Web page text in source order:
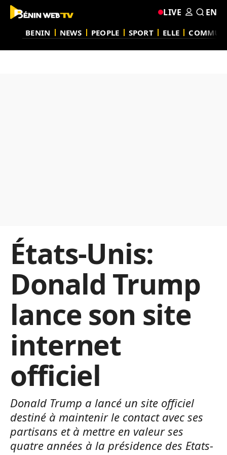
BENIN NEWS PEOPLE SPORT ELLE
LIVE EN
États-Unis:
Donald Trump
lance son site
internet
officiel
Donald Trump a lancé un site officiel
destiné à maintenir le contact avec ses
partisans et à mettre en valeur ses
quatre années à la présidence des Etats-